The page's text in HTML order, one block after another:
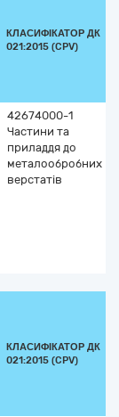
КЛАСИФІКАТОР ДК
021:2015 (CPV)
42674000-1
Частини та
приладдя до
металообробних
верстатів
КЛАСИФІКАТОР ДК
021:2015 (CPV)